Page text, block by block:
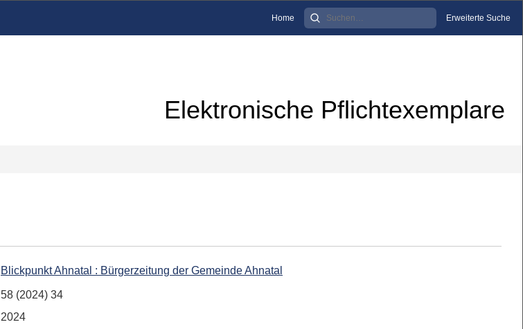
Home Erweiterte Suche
Elektronische Pflichtexemplare
Blickpunkt Ahnatal : Bürgerzeitung der Gemeinde Ahnatal
58 (2024) 34
2024